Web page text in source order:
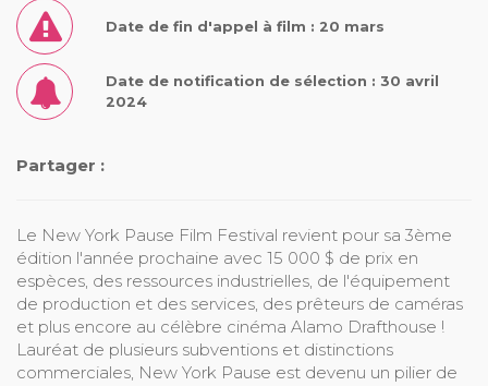
Date de fin d'appel à film : 20 mars
Date de notification de sélection : 30 avril
2024
Partager :
Le New York Pause Film Festival revient pour sa 3ème
édition l'année prochaine avec 15 000 $ de prix en
espèces, des ressources industrielles, de l'équipement
de production et des services, des prêteurs de caméras
et plus encore au célèbre cinéma Alamo Drafthouse !
Lauréat de plusieurs subventions et distinctions
commerciales, New York Pause est devenu un pilier de